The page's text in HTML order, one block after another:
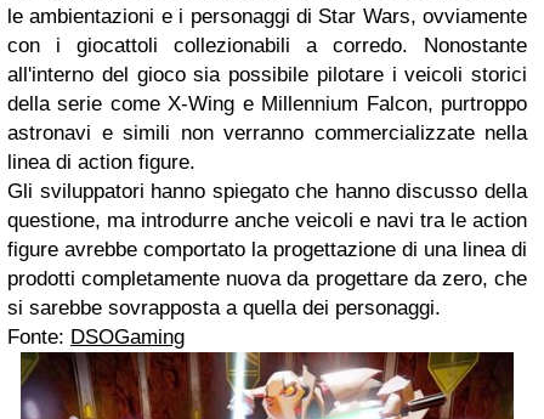
le ambientazioni e i personaggi di Star Wars, ovviamente
con i giocattoli collezionabili a corredo. Nonostante
all'interno del gioco sia possibile pilotare i veicoli storici
della serie come X-Wing e Millennium Falcon, purtroppo
astronavi e simili non verranno commercializzate nella
linea di action figure.
Gli sviluppatori hanno spiegato che hanno discusso della
questione, ma introdurre anche veicoli e navi tra le action
figure avrebbe comportato la progettazione di una linea di
prodotti completamente nuova da progettare da zero, che
si sarebbe sovrapposta a quella dei personaggi.
Fonte: DSOGaming